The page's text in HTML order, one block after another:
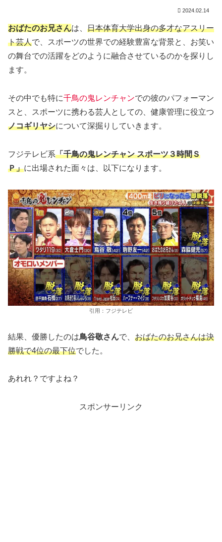
2024.02.14
おばたのお兄さんは、 日本体育大学出身の多才なアスリー
ト芸人で、スポーツの世界での経験豊富な背景と、お笑い
の舞台での活躍をどのように融合させているのかを探りし
ます。
その中でも特に千鳥の鬼レンチャンでの彼のパフォーマン
スと、スポーツに携わる芸人としての、健康管理に役立つ
ノコギリヤシについて深掘りしていきます。
フジテレビ系「千鳥の鬼レンチャン スポーツ３時間Ｓ
Ｐ」に出場された面々は、以下になります。
引用：フジテレビ
結果、優勝したのは鳥谷敬さんで、 おばたのお兄さんは決
勝戦で4位の最下位でした。
あれれ？ですよね？
スポンサーリンク